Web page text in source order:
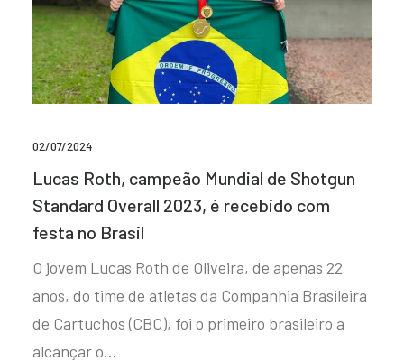
02/07/2024
Lucas Roth, campeão Mundial de Shotgun
Standard Overall 2023, é recebido com
festa no Brasil
O jovem Lucas Roth de Oliveira, de apenas 22
anos, do time de atletas da Companhia Brasileira
de Cartuchos (CBC), foi o primeiro brasileiro a
alcançar o…